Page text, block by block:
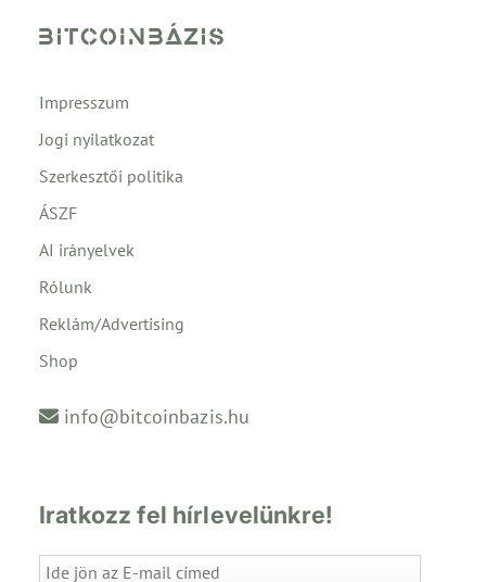
Impresszum
Jogi nyilatkozat
Szerkesztői politika
ÁSZF
AI irányelvek
Rólunk
Reklám/Advertising
Shop
info@bitcoinbazis.hu
Iratkozz fel hírlevelünkre!